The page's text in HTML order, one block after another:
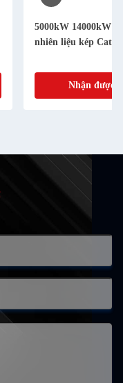
5000kW 14000kW
nhiên liệu kép
Nhận được